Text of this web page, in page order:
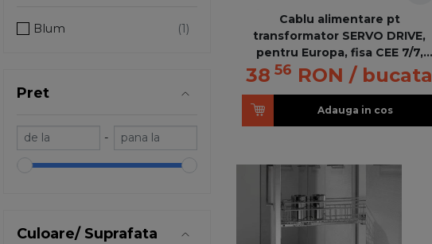
Blum
Pret
-
Culoare/ Suprafata
Cablu alimentare pt
transformator SERVO DRIVE,
pentru Europa, fisa CEE 7/7,
lungime 2 m
38 56 RON / bucata
Adauga in cos